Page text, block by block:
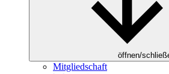
öffnen/
Mitgliedschaft